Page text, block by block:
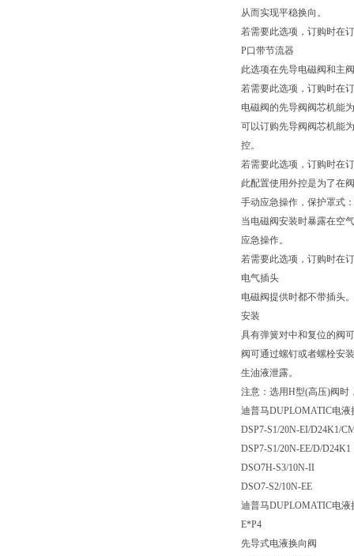
从而实现平稳换向。
若需要此选项，订购时在
P口带节流器
此选项在先导电磁阀和主
若需要此选项，订购时在
电磁阀的先导阀阀芯机能
可以订购先导阀阀芯机能
控。
若需要此选项，订购时在
此配置使用外控是为了在
手动应急操作，保护罩式
当电磁阀安装时暴露在空
应急操作。
若需要此选项，订购时在
电气插头
电磁阀提供时都不带插头
安装
具有弹簧对中和复位的阀
阀可通过螺钉或者螺栓安
生油液泄露。
注意：选用H型(高压)阀时
迪普马DUPLOMATIC电
DSP7-S1/20N-EI/D24K1/
DSP7-S1/20N-EE/D/D24K1
DSO7H-S3/10N-II
DSO7-S2/10N-EE
迪普马DUPLOMATIC电液
E*P4
先导式电液换向阀